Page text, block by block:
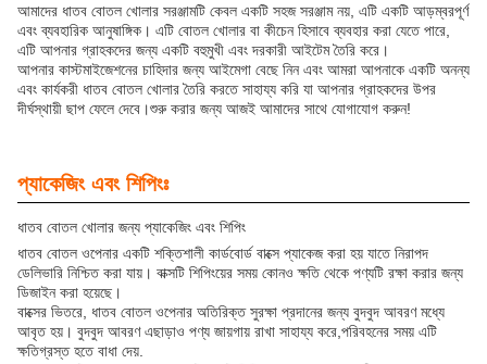
আমাদের ধাতব বোতল খোলার সরঞ্জামটি কেবল একটি সহজ সরঞ্জাম নয়, এটি একটি আড়ম্বরপূর্ণ
এবং ব্যবহারিক আনুষাঙ্গিক। এটি বোতল খোলার বা কীচেন হিসাবে ব্যবহার করা যেতে পারে,
এটি আপনার গ্রাহকদের জন্য একটি বহুমুখী এবং দরকারী আইটেম তৈরি করে।
আপনার কাস্টমাইজেশনের চাহিদার জন্য আইমেগা বেছে নিন এবং আমরা আপনাকে একটি অনন্য
এবং কার্যকরী ধাতব বোতল খোলার তৈরি করতে সাহায্য করি যা আপনার গ্রাহকদের উপর
দীর্ঘস্থায়ী ছাপ ফেলে দেবে।শুরু করার জন্য আজই আমাদের সাথে যোগাযোগ করুন!
প্যাকেজিং এবং শিপিংঃ
ধাতব বোতল খোলার জন্য প্যাকেজিং এবং শিপিং
ধাতব বোতল ওপেনার একটি শক্তিশালী কার্ডবোর্ড বাক্সে প্যাকেজ করা হয় যাতে নিরাপদ
ডেলিভারি নিশ্চিত করা যায়। বাক্সটি শিপিংয়ের সময় কোনও ক্ষতি থেকে পণ্যটি রক্ষা করার জন্য
ডিজাইন করা হয়েছে।
বাক্সের ভিতরে, ধাতব বোতল ওপেনার অতিরিক্ত সুরক্ষা প্রদানের জন্য বুদবুদ আবরণ মধ্যে
আবৃত হয়। বুদবুদ আবরণ এছাড়াও পণ্য জায়গায় রাখা সাহায্য করে,পরিবহনের সময় এটি
ক্ষতিগ্রস্ত হতে বাধা দেয়.